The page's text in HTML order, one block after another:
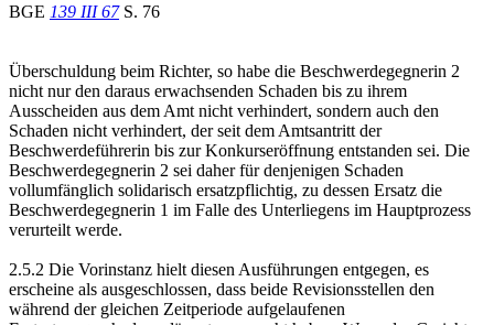
BGE 139 III 67S. 76
Überschuldung beim Richter, so habe die Beschwerdegegnerin 2
nicht nur den daraus erwachsenden Schaden bis zu ihrem
Ausscheiden aus dem Amt nicht verhindert, sondern auch den
Schaden nicht verhindert, der seit dem Amtsantritt der
Beschwerdeführerin bis zur Konkurseröffnung entstanden sei. Die
Beschwerdegegnerin 2 sei daher für denjenigen Schaden
vollumfänglich solidarisch ersatzpflichtig, zu dessen Ersatz die
Beschwerdegegnerin 1 im Falle des Unterliegens im Hauptprozess
verurteilt werde.
2.5.2 Die Vorinstanz hielt diesen Ausführungen entgegen, es
erscheine als ausgeschlossen, dass beide Revisionsstellen den
während der gleichen Zeitperiode aufgelaufenen